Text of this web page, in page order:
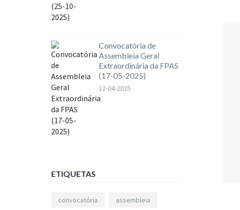
Convocatória de
Assembleia Geral
Extraordinária da FPAS
(17-05-2025)
12-04-2025
ETIQUETAS
convocatória assembleia